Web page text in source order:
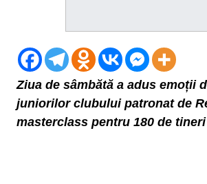
Ziua de sâmbătă a adus emoții
juniorilor clubului patronat de
masterclass pentru 180 de